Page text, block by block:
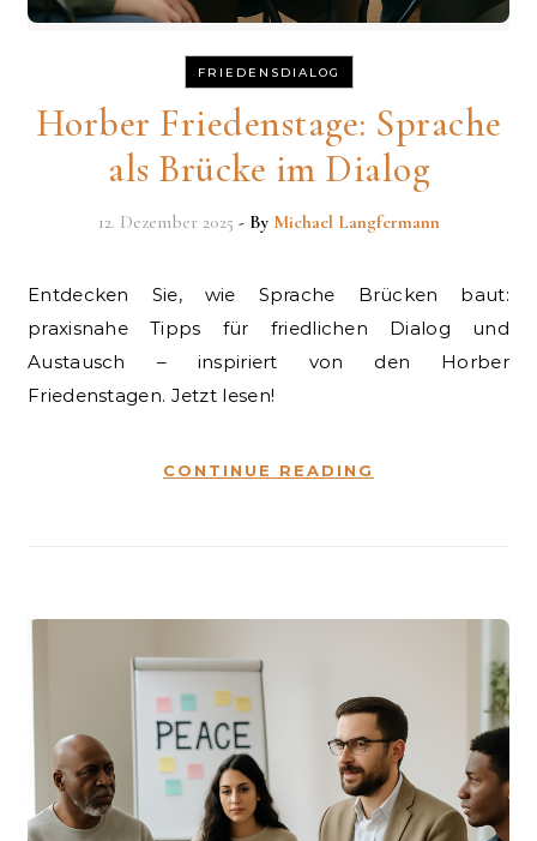
FRIEDENSDIALOG
Horber Friedenstage: Sprache
als Brücke im Dialog
12. Dezember 2025 - By Michael Langfermann
Entdecken Sie, wie Sprache Brücken baut:
praxisnahe Tipps für friedlichen Dialog und
Austausch – inspiriert von den Horber
Friedenstagen. Jetzt lesen!
CONTINUE READING